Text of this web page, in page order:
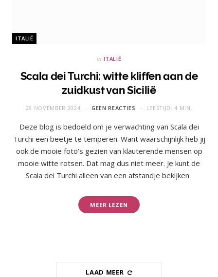
ITALIË
in ITALIË
Scala dei Turchi: witte kliffen aan de
zuidkust van Sicilië
28 NOVEMBER 2024 GEEN REACTIES LEESTIJD: 4 MIN.
Deze blog is bedoeld om je verwachting van Scala dei
Turchi een beetje te temperen. Want waarschijnlijk heb jij
ook de mooie foto’s gezien van klauterende mensen op
mooie witte rotsen. Dat mag dus niet meer. Je kunt de
Scala dei Turchi alleen van een afstandje bekijken.
MEER LEZEN
LAAD MEER